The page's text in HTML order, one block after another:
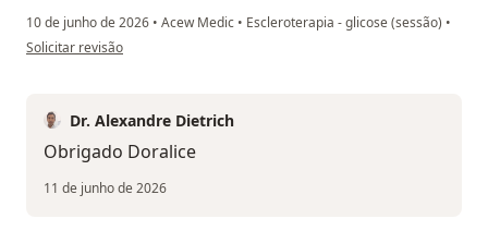
10 de junho de 2026 • Acew Medic • Escleroterapia - glicose (sessão) •
na opinião do utilizador Doralice M.
Solicitar revisão
Dr. Alexandre Dietrich
Obrigado Doralice
11 de junho de 2026